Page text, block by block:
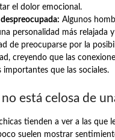
el dolor emocional.
Algunos
personalidad más relajada
de preocuparse por la
creyendo que las
importantes que las sociales.
está celosa de
tienden a ver a las que
suelen mostrar